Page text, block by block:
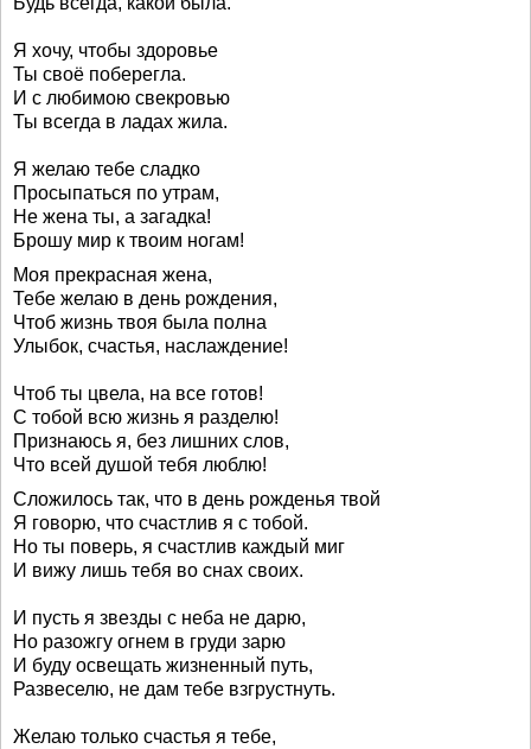
Я хочу, чтобы здоровье
Ты своё поберегла.
И с любимою свекровью
Ты всегда в ладах жила.
Я желаю тебе сладко
Просыпаться по утрам,
Не жена ты, а загадка!
Брошу мир к твоим ногам!
Моя прекрасная жена,
Тебе желаю в день рождения,
Чтоб жизнь твоя была полна
Улыбок, счастья, наслаждение!
Чтоб ты цвела, на все готов!
С тобой всю жизнь я разделю!
Признаюсь я, без лишних слов,
Что всей душой тебя люблю!
Сложилось так, что в день рожденья твой
Я говорю, что счастлив я с тобой.
Но ты поверь, я счастлив каждый миг
И вижу лишь тебя во снах своих.
И пусть я звезды с неба не дарю,
Но разожгу огнем в груди зарю
И буду освещать жизненный путь,
Развеселю, не дам тебе взгрустнуть.
Желаю только счастья я тебе,